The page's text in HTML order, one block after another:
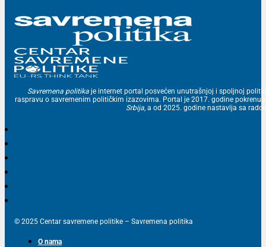
Savremena politika je internet portal posvećen unutrašnjoj i spoljnoj
raspravu o savremenim političkim izazovima. Portal je 2017. godine
Srbija, a od 2025. godine nastavlja sa
© 2025 Centar savremene politike – Savremena politika
O nama